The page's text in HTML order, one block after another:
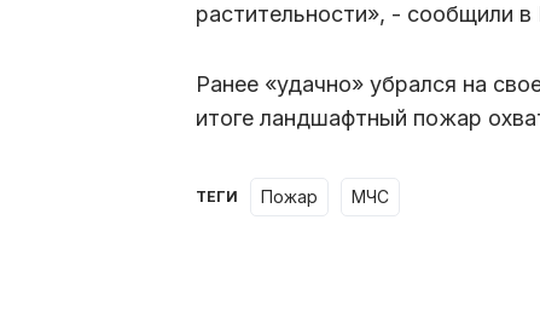
растительности», - сообщили
Ранее «удачно» убрался на
итоге ландшафтный пожар
ТЕГИ пожар МЧС